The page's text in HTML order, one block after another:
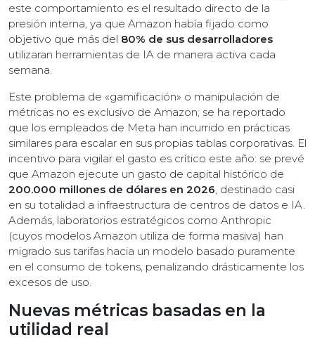
este comportamiento es el resultado directo de la
presión interna, ya que Amazon había fijado como
objetivo que más del 80% de sus desarrolladores
utilizaran herramientas de IA de manera activa cada
semana.
Este problema de «gamificación» o manipulación de
métricas no es exclusivo de Amazon; se ha reportado
que los empleados de Meta han incurrido en prácticas
similares para escalar en sus propias tablas corporativas. El
incentivo para vigilar el gasto es crítico este año: se prevé
que Amazon ejecute un gasto de capital histórico de
200.000 millones de dólares en 2026, destinado casi
en su totalidad a infraestructura de centros de datos e IA.
Además, laboratorios estratégicos como Anthropic
(cuyos modelos Amazon utiliza de forma masiva) han
migrado sus tarifas hacia un modelo basado puramente
en el consumo de tokens, penalizando drásticamente los
excesos de uso.
Nuevas métricas basadas en la
utilidad real